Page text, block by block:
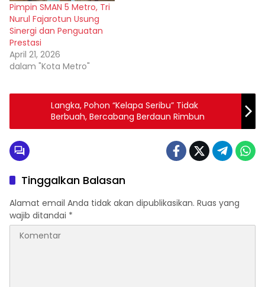
Pimpin SMAN 5 Metro, Tri
Nurul Fajarotun Usung
Sinergi dan Penguatan
Prestasi
April 21, 2026
dalam "Kota Metro"
Langka, Pohon “Kelapa Seribu” Tidak
Berbuah, Bercabang Berdaun Rimbun
Tinggalkan Balasan
Alamat email Anda tidak akan dipublikasikan. Ruas yang
wajib ditandai *